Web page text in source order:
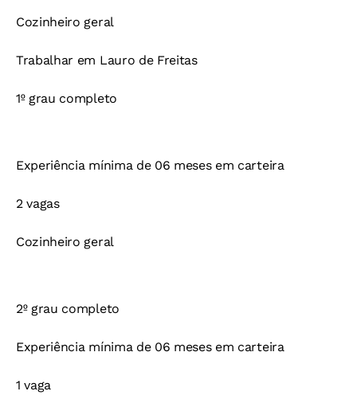
Cozinheiro geral
Trabalhar em Lauro de Freitas
1º grau completo
Experiência mínima de 06 meses em carteira
2 vagas
Cozinheiro geral
2º grau completo
Experiência mínima de 06 meses em carteira
1 vaga